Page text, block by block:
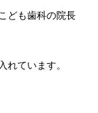
ども歯科の院長
れています。